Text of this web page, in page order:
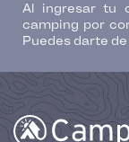
Al ingresar tu
camping por
Puedes darte